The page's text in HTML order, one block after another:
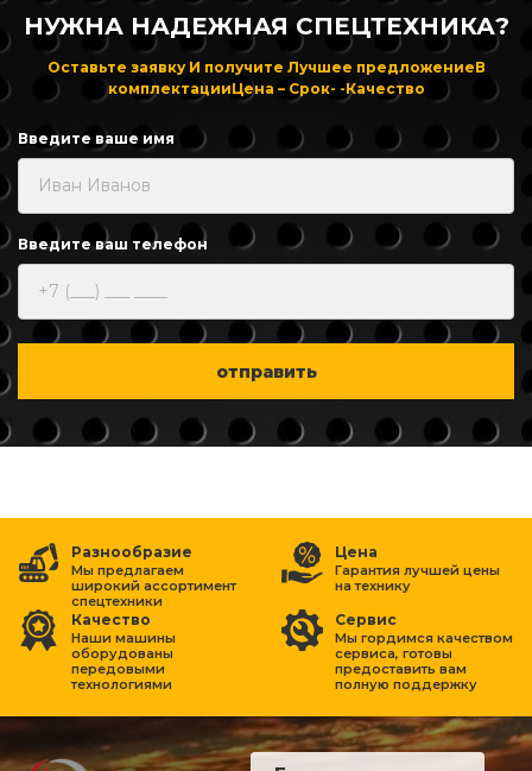
НУЖНА НАДЕЖНАЯ СПЕЦТЕХНИКА?
Оставьте заявку И получите Лучшее предложениеВ
комплектацииЦена – Срок- -Качество
Введите ваше имя
Введите ваш телефон
отправить
Разнообразие
Мы предлагаем
широкий ассортимент
спецтехники
Цена
Гарантия лучшей цены
натехнику
Качество
Наши машины
оборудованы
передовыми
технологиями
Сервис
Мы гордимся качеством
сервиса, готовы
предоставить вам
полную поддержку